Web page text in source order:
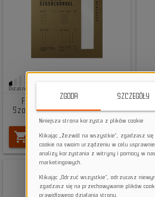
Ostatnie sztuki
Folia ochronna na rower
Szosa | Gravel połysk - Tylny
trójkąt
shopping_cart DO KOSZYKA
ZGODA SZCZEGÓŁY
Niniejsza strona korzysta z plików cookie
Klikając „Zezwól na wszystkie”, zgadzasz
cookie na swoim urządzeniu w celu
analizy korzystania z witryny i pomocy w
marketingowych.
Klikając „Odrzuć wszystkie”, odrzucasz
zgadzasz się na przechowywanie plików
prawidłowego działania strony.